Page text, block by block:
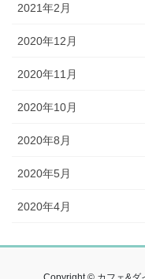
2021年2月
2020年12月
2020年11月
2020年10月
2020年8月
2020年5月
2020年4月